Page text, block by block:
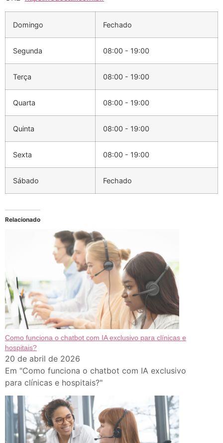
Domingo Fechado
Segunda 08:00 - 19:00
Terça 08:00 - 19:00
Quarta 08:00 - 19:00
Quinta 08:00 - 19:00
Sexta 08:00 - 19:00
Sábado Fechado
Relacionado
Como funciona o chatbot com IA exclusivo para clínicas e
hospitais?
20 de abril de 2026
Em "Como funciona o chatbot com IA exclusivo
para clínicas e hospitais?"